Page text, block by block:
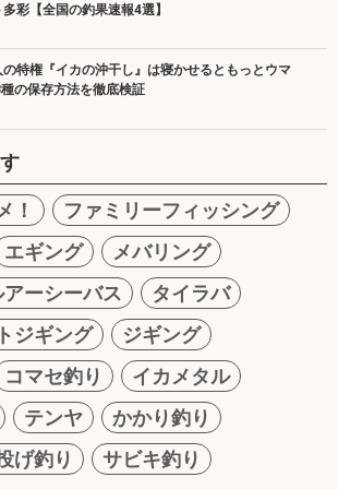
彩【全国の釣果速報4選】
の特権『イカの沖干し』は寝かせるともっとウマ
の保存方法を徹底検証
！
ファミリーフィッシング
エギング
メバリング
アーシーバス
タイラバ
ジギング
ジギング
コマセ釣り
イカメタル
テンヤ
かかり釣り
げ釣り
サビキ釣り